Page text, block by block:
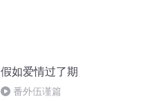
假如爱情过了期
番外伍谨篇